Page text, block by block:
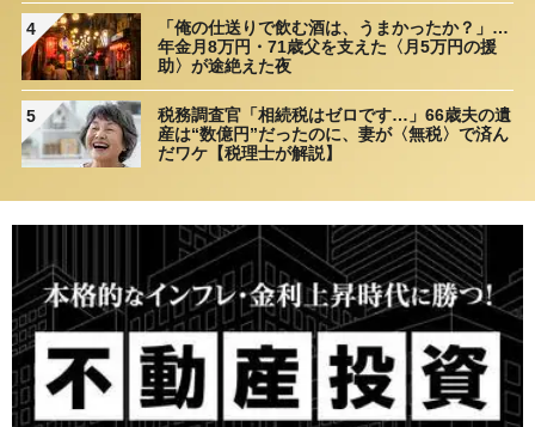
4
「俺の仕送りで飲む酒は、うまかったか？」…
年金月8万円・71歳父を支えた〈月5万円の援
助〉が途絶えた夜
5
税務調査官「相続税はゼロです…」66歳夫の遺
産は“数億円”だったのに、妻が〈無税〉で済ん
だワケ【税理士が解説】